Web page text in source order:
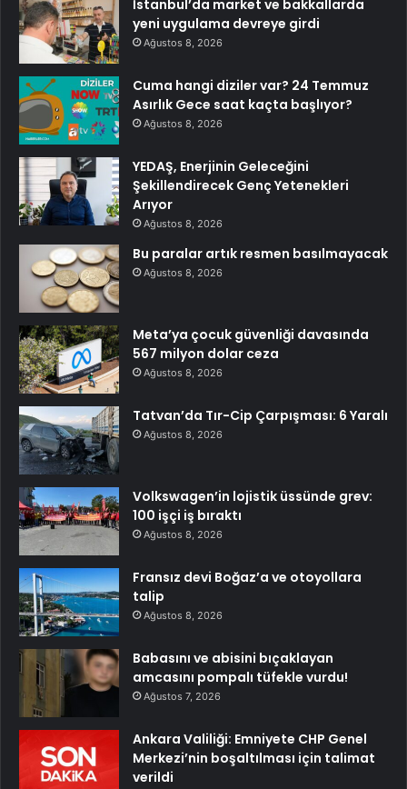
İstanbul’da market ve bakkallarda
yeni uygulama devreye girdi
Ağustos 8, 2026
Cuma hangi diziler var? 24 Temmuz
Asırlık Gece saat kaçta başlıyor?
Ağustos 8, 2026
YEDAŞ, Enerjinin Geleceğini
Şekillendirecek Genç Yetenekleri
Arıyor
Ağustos 8, 2026
Bu paralar artık resmen basılmayacak
Ağustos 8, 2026
Meta’ya çocuk güvenliği davasında
567 milyon dolar ceza
Ağustos 8, 2026
Tatvan’da Tır-Cip Çarpışması: 6 Yaralı
Ağustos 8, 2026
Volkswagen’in lojistik üssünde grev:
100 işçi iş bıraktı
Ağustos 8, 2026
Fransız devi Boğaz’a ve otoyollara
talip
Ağustos 8, 2026
Babasını ve abisini bıçaklayan
amcasını pompalı tüfekle vurdu!
Ağustos 7, 2026
Ankara Valiliği: Emniyete CHP Genel
Merkezi’nin boşaltılması için talimat
verildi